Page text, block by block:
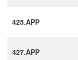
425.APP
427.APP